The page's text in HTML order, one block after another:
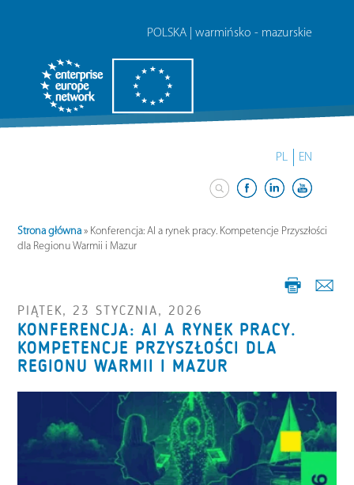
POLSKA | warmińsko - mazurskie
PL EN
Strona główna » Konferencja: AI a rynek pracy. Kompetencje Przyszłości
dla Regionu Warmii i Mazur
PIĄTEK, 23 STYCZNIA, 2026
KONFERENCJA: AI A RYNEK PRACY.
KOMPETENCJE PRZYSZŁOŚCI DLA
REGIONU WARMII I MAZUR